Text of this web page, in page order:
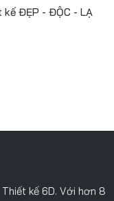
ĐẸP - ĐỘC - LẠ
kế 6D. Với hơn 8